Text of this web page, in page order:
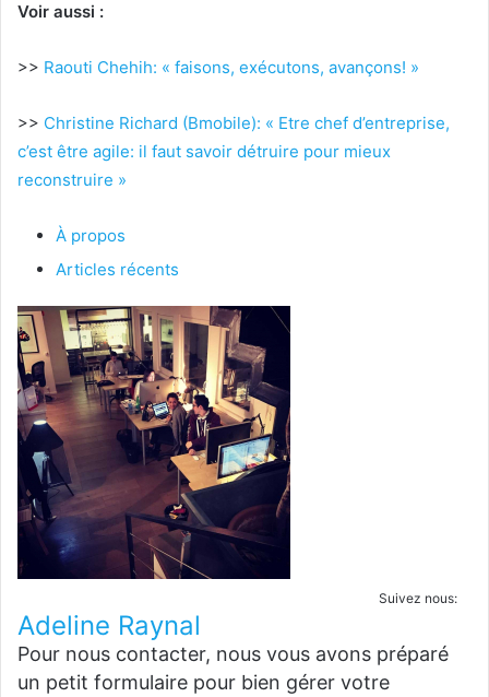
Voir aussi :
>> Raouti Chehih: « faisons, exécutons, avançons! »
>> Christine Richard (Bmobile): « Etre chef d’entreprise,
c’est être agile: il faut savoir détruire pour mieux
reconstruire »
À propos
Articles récents
Suivez nous:
Adeline Raynal
Pour nous contacter, nous vous avons préparé
un petit formulaire pour bien gérer votre